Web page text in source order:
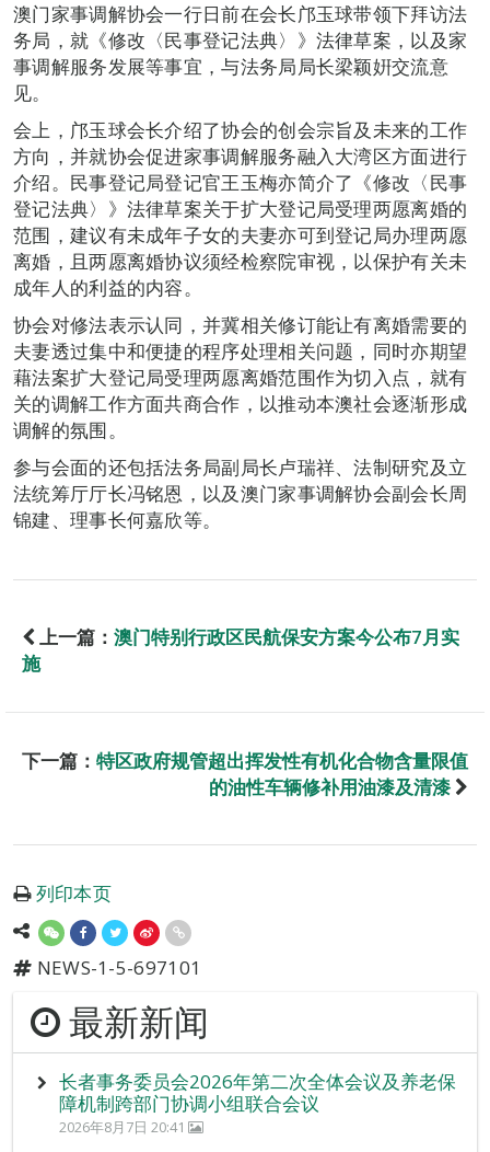
澳门家事调解协会一行日前在会长邝玉球带领下拜访法
务局，就《修改〈民事登记法典〉》法律草案，以及家
事调解服务发展等事宜，与法务局局长梁颖姸交流意
见。
会上，邝玉球会长介绍了协会的创会宗旨及未来的工作
方向，并就协会促进家事调解服务融入大湾区方面进行
介绍。民事登记局登记官王玉梅亦简介了《修改〈民事
登记法典〉》法律草案关于扩大登记局受理两愿离婚的
范围，建议有未成年子女的夫妻亦可到登记局办理两愿
离婚，且两愿离婚协议须经检察院审视，以保护有关未
成年人的利益的内容。
协会对修法表示认同，并冀相关修订能让有离婚需要的
夫妻透过集中和便捷的程序处理相关问题，同时亦期望
藉法案扩大登记局受理两愿离婚范围作为切入点，就有
关的调解工作方面共商合作，以推动本澳社会逐渐形成
调解的氛围。
参与会面的还包括法务局副局长卢瑞祥、法制研究及立
法统筹厅厅长冯铭恩，以及澳门家事调解协会副会长周
锦建、理事长何嘉欣等。
上一篇： 澳门特别行政区民航保安方案今公布7月实
施
下一篇： 特区政府规管超出挥发性有机化合物含量限值
的油性车辆修补用油漆及清漆
列印本页
NEWS-1-5-697101
最新新闻
长者事务委员会2026年第二次全体会议及养老保
障机制跨部门协调小组联合会议
2026年8月7日 20:41